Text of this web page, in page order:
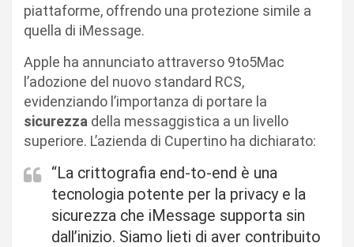
piattaforme, offrendo una protezione simile a
quella di iMessage.
Apple ha annunciato attraverso 9to5Mac
l’adozione del nuovo standard RCS,
evidenziando l’importanza di portare la
sicurezza della messaggistica a un livello
superiore. L’azienda di Cupertino ha dichiarato:
“La crittografia end-to-end è una
tecnologia potente per la privacy e la
sicurezza che iMessage supporta sin
dall’inizio. Siamo lieti di aver contribuito